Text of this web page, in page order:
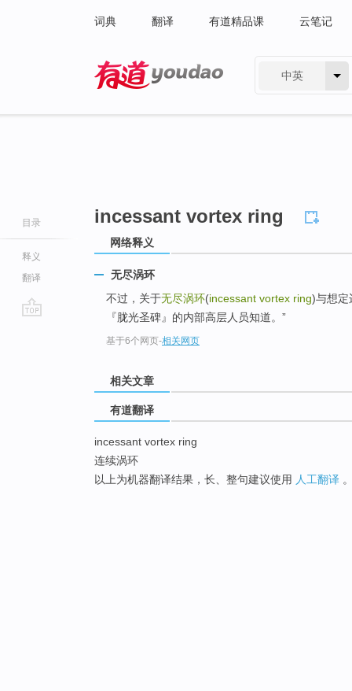
词典 翻译 有道精品课 云笔记
中英
目录
释义
翻译
incessant vortex ring
网络释义
无尽涡环
不过，关于无尽涡环(incessant vortex ring)与想定
『胧光圣碑』的内部高层人员知道。”
基于6个网页-相关网页
相关文章
有道翻译
incessant vortex ring
连续涡环
以上为机器翻译结果，长、整句建议使用 人工翻译